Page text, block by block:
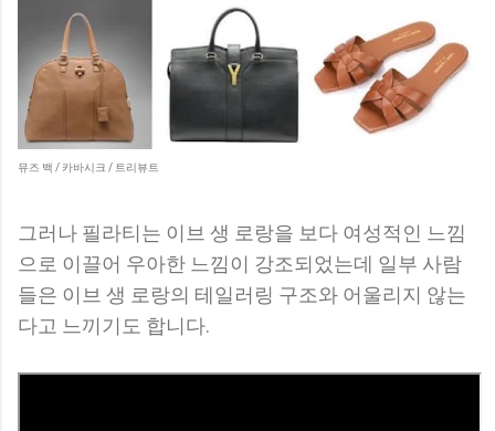
뮤즈 백 / 카바시크 / 트리뷰트
그러나 필라티는 이브 생 로랑을 보다 여성적인 느낌
으로 이끌어 우아한 느낌이 강조되었는데 일부 사람
들은 이브 생 로랑의 테일러링 구조와 어울리지 않는
다고 느끼기도 합니다.